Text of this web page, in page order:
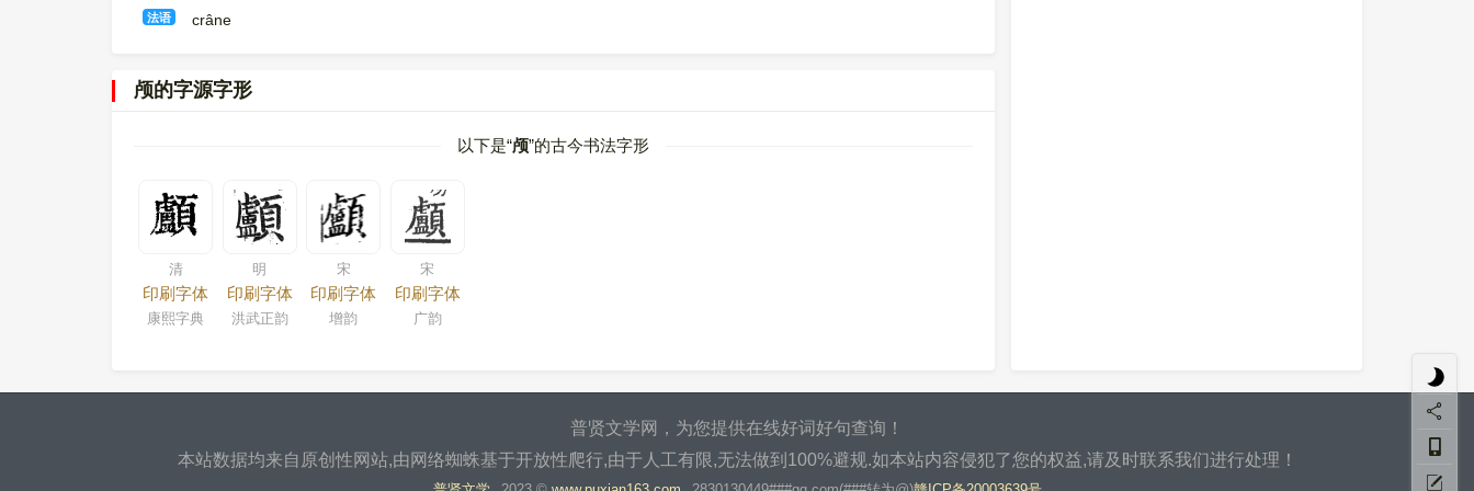
法语 crâne
颅的字源字形
以下是“颅”的古今书法字形
清
印刷字体
康熙字典
明
印刷字体
洪武正韵
宋
印刷字体
增韵
宋
印刷字体
广韵
普贤文学网，为您提供在线好词好句查询！
本站数据均来自原创性网站,由网络蜘蛛基于开放性爬行,由于人工有限,无法做到100%避规.如本站内容侵犯了您的权益,请及时联系我们进行处理！